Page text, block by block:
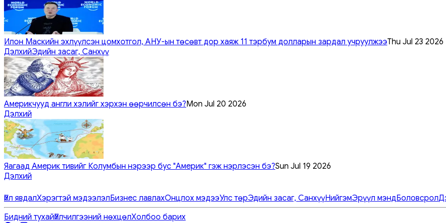
Илон Маскийн эхлүүлсэн цомхотгол, АНУ-ын төсөвт дор хаяж 11 тэрбум долларын зардал учруулжээThu Jul 23 2026
ДэлхийЭдийн засаг, Санхүү
Америкчууд англи хэлийг хэрхэн өөрчилсөн бэ?Mon Jul 20 2026
Дэлхий
Яагаад Америк тивийг Колумбын нэрээр бус "Америк" гэж нэрлэсэн бэ?Sun Jul 19 2026
Дэлхий
Үйл явдалХэрэгтэй мэдээлэлБизнес лавлахОнцлох мэдээУлс төрЭдийн засаг, СанхүүНийгэмЭрүүл мэндБоловсрол
Бидний тухайҮйлчилгээний нөхцөлХолбоо барих